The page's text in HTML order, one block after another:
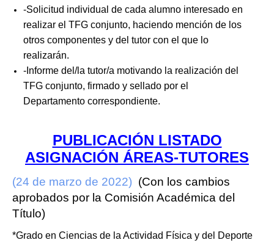
-Solicitud individual de cada alumno interesado en
realizar el TFG conjunto, haciendo mención de los
otros componentes y del tutor con el que lo
realizarán.
-Informe del/la tutor/a motivando la realización del
TFG conjunto, firmado y sellado por el
Departamento correspondiente.
PUBLICACIÓN LISTADO
ASIGNACIÓN ÁREAS-TUTORES
(24 de marzo de 2022) (Con los cambios
aprobados por la Comisión Académica del
Título)
*Grado en Ciencias de la Actividad Física y del Deporte